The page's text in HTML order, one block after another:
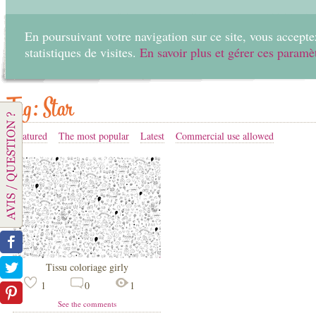
En poursuivant votre navigation sur ce site, vous
statistiques de visites. En savoir plus et gérer ces
Tag: Star
Featured The most popular Latest Commercial use allowed
Tissu coloriage girly
1
0 1
See the comments